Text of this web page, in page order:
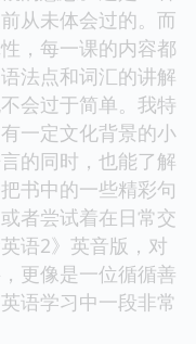
从未体会过的。而
，每一课的内容都
法点和词汇的讲解
会过于简单。我特
一定文化背景的小
的同时，也能了解
书中的一些精彩句
者尝试着在日常交
语2》英音版，对
更像是一位循循善
语学习中一段非常